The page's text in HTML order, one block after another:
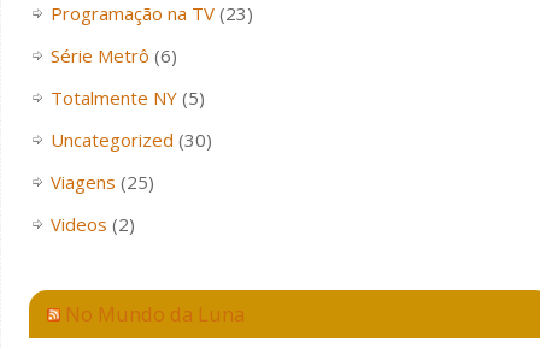
Programação na TV(23)
Série Metrô (6)
Totalmente NY(5)
Uncategorized (30)
Viagens (25)
Videos (2)
No Mundo da Luna